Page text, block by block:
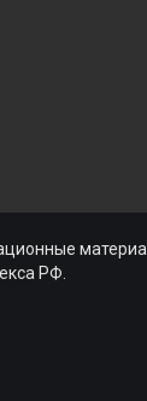
РФ.